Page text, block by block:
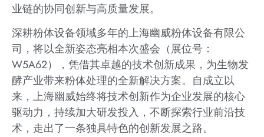
业链的协同创新与高质量发展。
深耕粉体设备领域多年的上海幽威粉体设备有限公
司，将以全新姿态亮相本次盛会（展位号：
W5A62），凭借其卓越的技术创新成果，为生物发
酵产业带来粉体处理的全新解决方案。自成立以
来，上海幽威始终将技术创新作为企业发展的核心
驱动力，持续加大研发投入，不断探索行业前沿技
术，走出了一条独具特色的创新发展之路。